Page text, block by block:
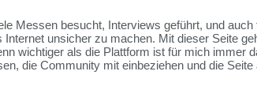
Messen besucht, Interviews geführt, und
unsicher zu machen. Mit dieser Seite
wichtiger als die Plattform ist für mich
die Community mit einbeziehen und die Seite